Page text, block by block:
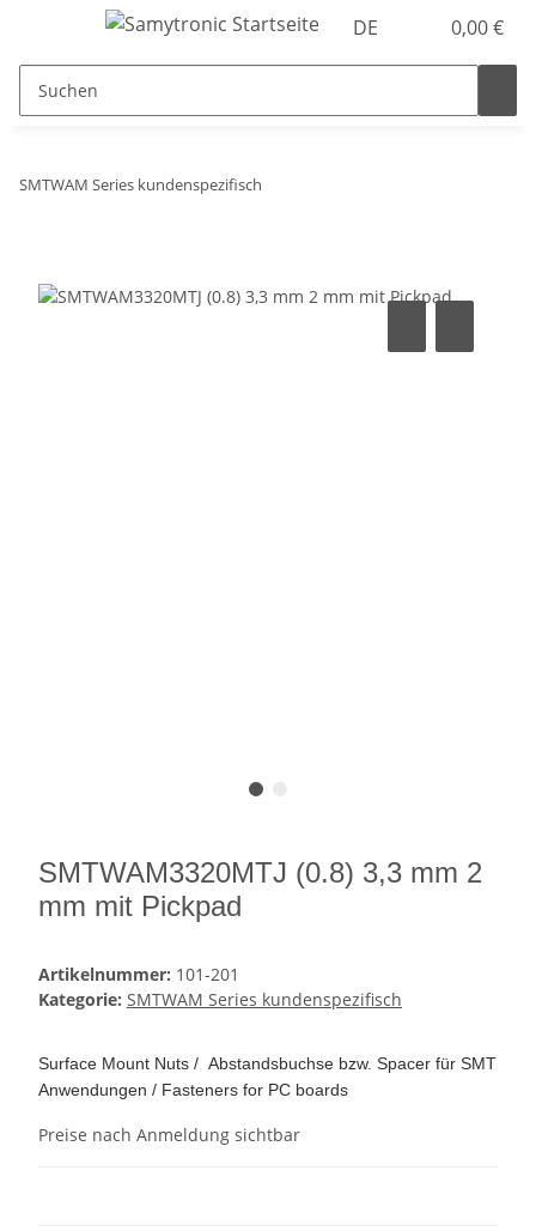
DE 0,00 €
SMTWAM Series kundenspezifisch
SMTWAM3320MTJ (0.8) 3,3 mm 2
mm mit Pickpad
Artikelnummer: 101-201
Kategorie: SMTWAM Series kundenspezifisch
Surface Mount Nuts / Abstandsbuchse bzw. Spacer für SMT
Anwendungen / Fasteners for PC boards
Preise nach Anmeldung sichtbar